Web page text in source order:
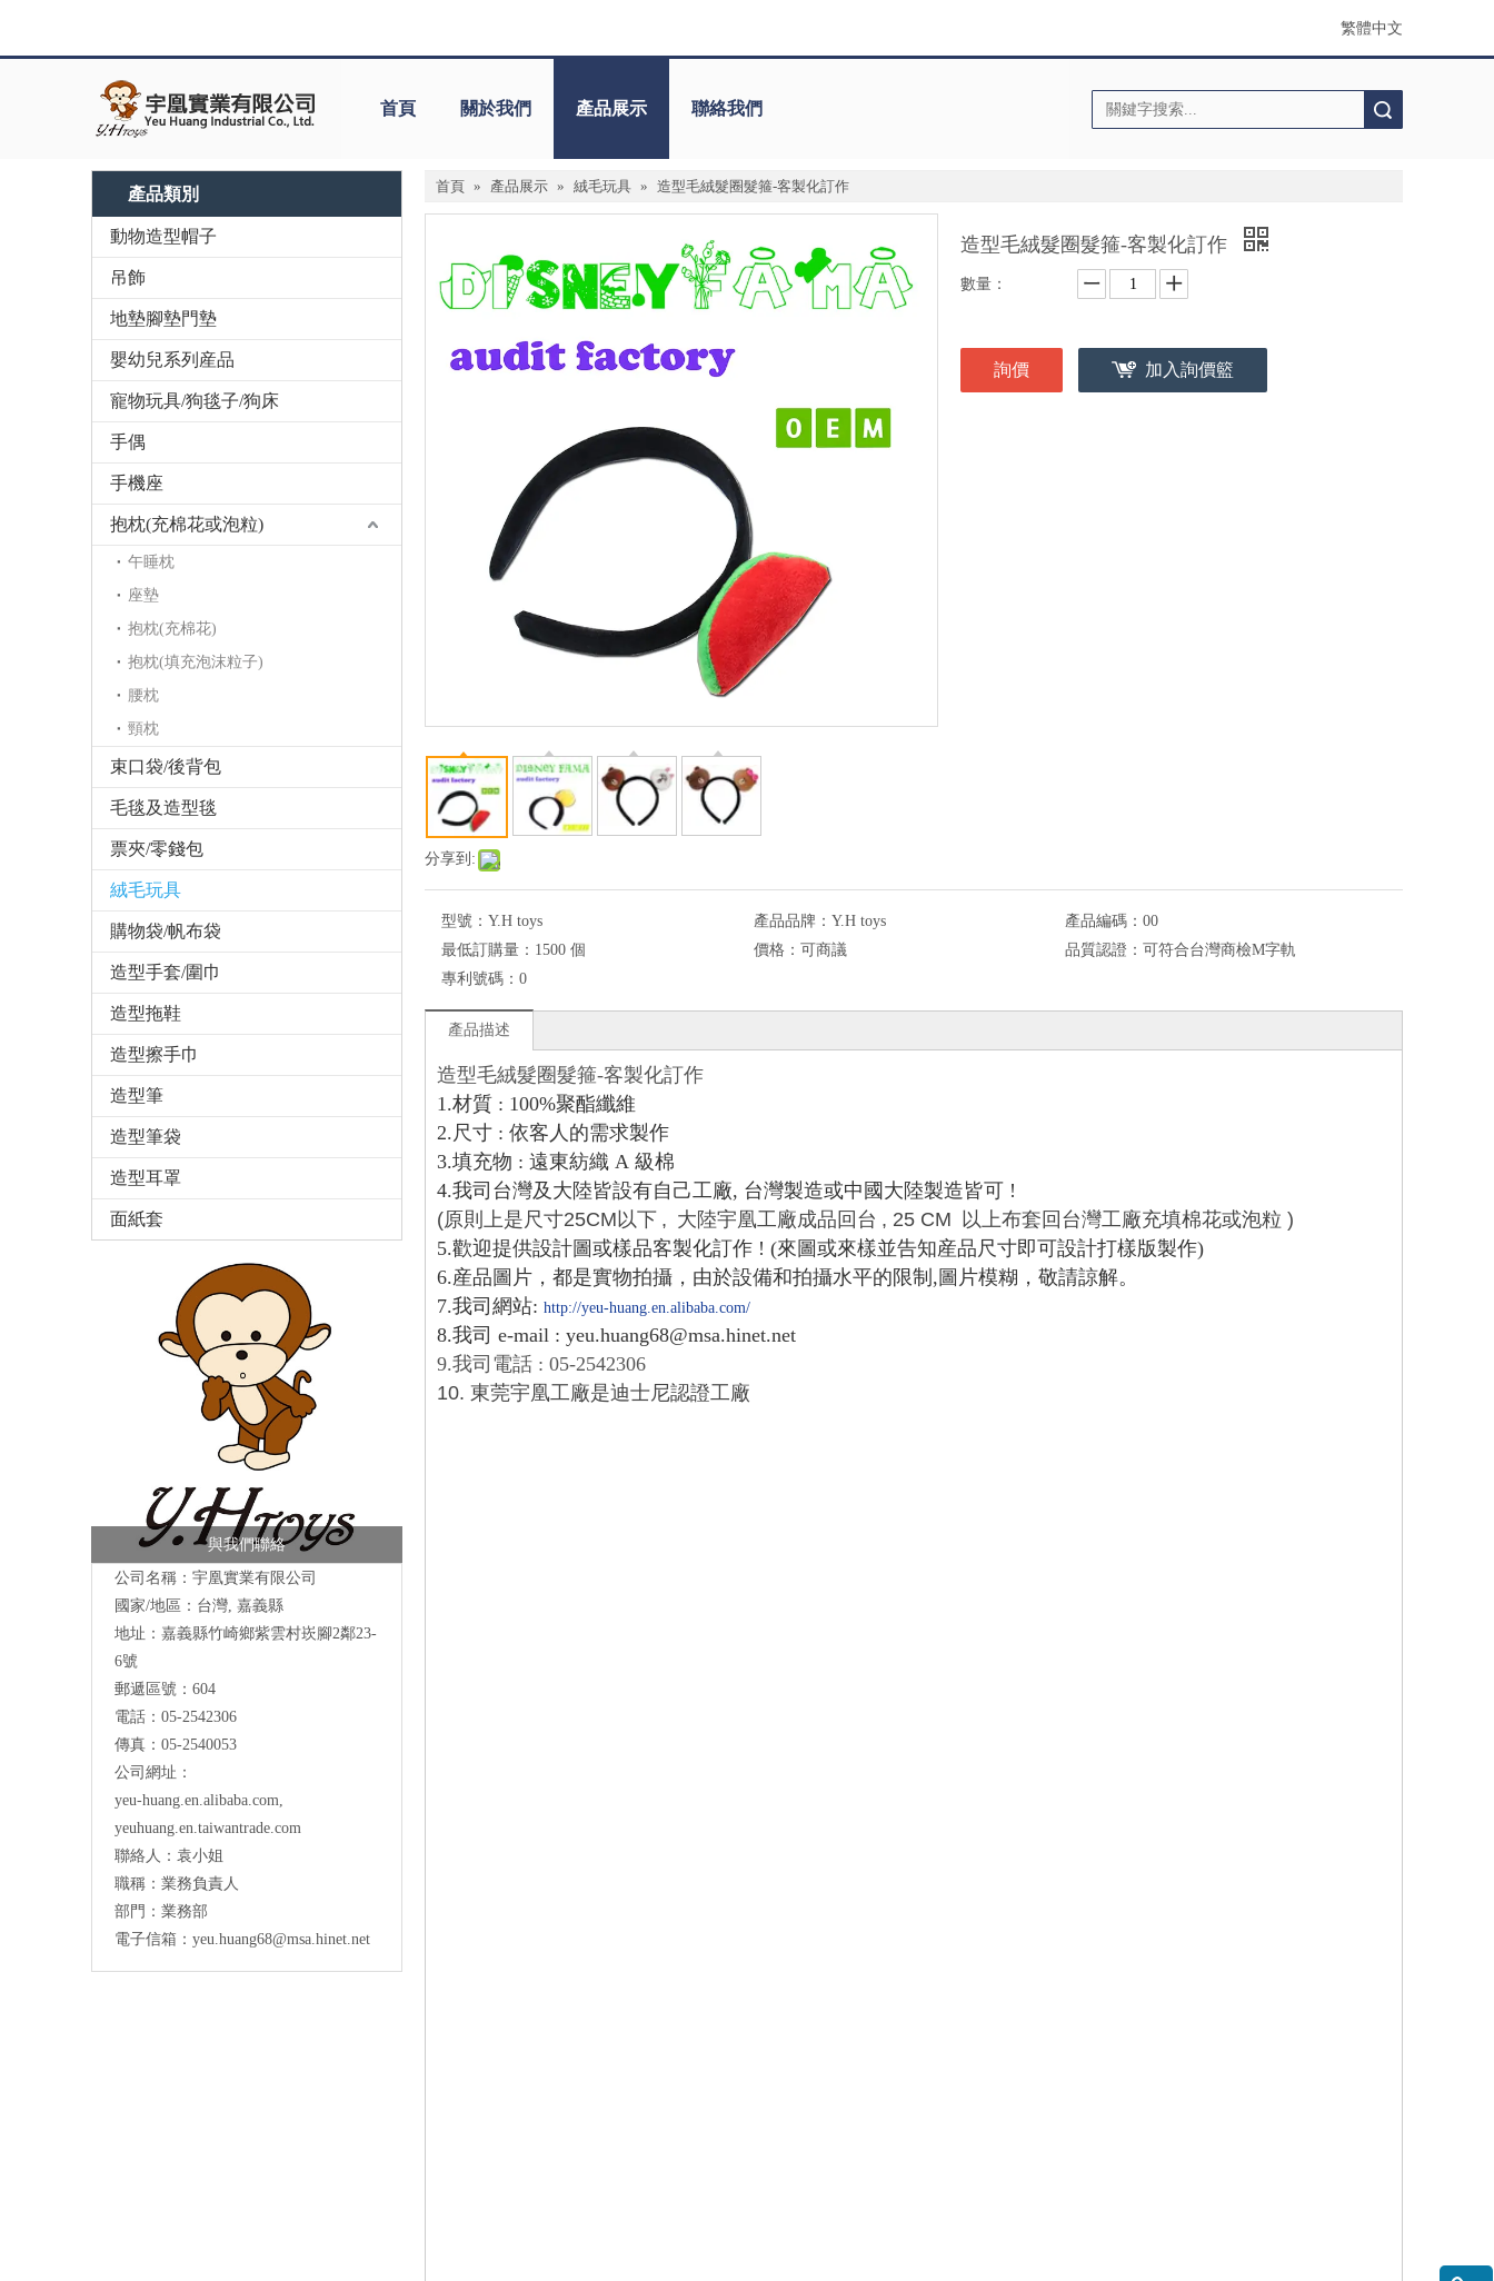
繁體中文
首頁 關於我們 產品展示 聯絡我們
產品類別
動物造型帽子
吊飾
地墊腳墊門墊
嬰幼兒系列産品
寵物玩具/狗毯子/狗床
手偶
手機座
抱枕(充棉花或泡粒)
午睡枕
座墊
抱枕(充棉花)
抱枕(填充泡沫粒子)
腰枕
頸枕
束口袋/後背包
毛毯及造型毯
票夾/零錢包
絨毛玩具
購物袋/帆布袋
造型手套/圍巾
造型拖鞋
造型擦手巾
造型筆
造型筆袋
造型耳罩
面紙套
與我們聯絡
公司名稱：宇凰實業有限公司
國家/地區：台灣, 嘉義縣
地址： 嘉義縣竹崎鄉紫雲村崁腳2鄰23-
6號
郵遞區號：604
電話：05-2542306
傳真：05-2540053
公司網址：
yeu-huang.en.alibaba.com,
yeuhuang.en.taiwantrade.com
聯絡人：袁小姐
職稱：業務負責人
部門：業務部
電子信箱： yeu.huang68@msa.hinet.net
首頁 » 產品展示 » 絨毛玩具 » 造型毛絨髮圈髮箍-客製化訂作
分享到:
造型毛絨髮圈髮箍-客製化訂作
數量：
詢價 加入詢價籃
型號： Y.H toys 產品品牌： Y.H toys 產品編碼： 00
最低訂購量： 1500 個 價格： 可商議 品質認證： 可符合台灣商檢M字軌
專利號碼： 0
產品描述
造型毛絨髮圈髮箍-客製化訂作
1.材質 : 100%聚酯纖維
2.尺寸 : 依客人的需求製作
3.填充物 : 遠東紡織 A 級棉
4.我司台灣及大陸皆設有自己工廠, 台灣製造或中國大陸製造皆可 !
(原則上是尺寸25CM 以下 , 大陸宇凰工廠成品回台 , 25 CM 以上布套回台灣工廠充填棉花或泡粒 )
5.歡迎提供設計圖或樣品客製化訂作 ! (來圖或來樣並告知産品尺寸即可設計打樣版製作)
6.産品圖片，都是實物拍攝，由於設備和拍攝水平的限制 , 圖片模糊，敬請諒解。
7.我司網站: http://yeu-huang.en.alibaba.com/
8.我司 e-mail : yeu.huang68@msa.hinet.net
9.我司電話 : 05-2542306
10. 東莞宇凰工廠是迪士尼認證工廠